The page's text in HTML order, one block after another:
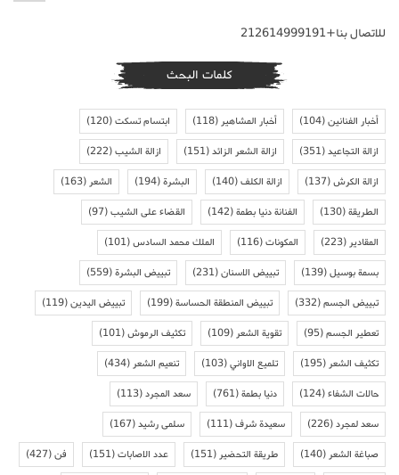
للاتصال بنا+212614999191
كلمات البحث
أخبار الفنانين(104) أخبار المشاهير(118) ابتسام تسكت(120)
ازالة التجاعيد(351) ازالة الشعر الزائد(151) ازالة الشيب(222)
ازالة الكرش(137) ازالة الكلف(140) البشرة(194) الشعر(163)
الطريقة(130) الفنانة دنيا بطمة(142) القضاء على الشيب(97)
المقادير(223) المكونات(116) الملك محمد السادس(101)
بسمة بوسيل(139) تبييض الاسنان(231) تبييض البشرة(559)
تبييض الجسم(332) تبييض المنطقة الحساسة(199) تبييض اليدين(119)
تعطير الجسم(95) تقوية الشعر(109) تكثيف الرموش(101)
تكثيف الشعر(195) تلميع الاواني(103) تنعيم الشعر(434)
حالات الشفاء(124) دنيا بطمة(761) سعد المجرد(113)
سعد لمجرد(226) سعيدة شرف(111) سلمى رشيد(167)
صباغة الشعر(140) طريقة التحضير(151) عدد الاصابات(151) فن(427)